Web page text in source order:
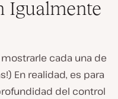
Igualmente
cada una de
En realidad, es para
del control